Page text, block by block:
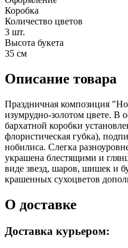
Коробка
Количество цветов
3 шт.
Высота букета
35 см
Описание товара
Праздничная композиция
изумрудно-золотом цвете. В
бархатной коробки
флористическая губка),
нобилиса. Слегка
украшена блестящими и
виде звезд, шаров, шишек и
крашенных сухоцветов
О доставке
Доставка курьером: